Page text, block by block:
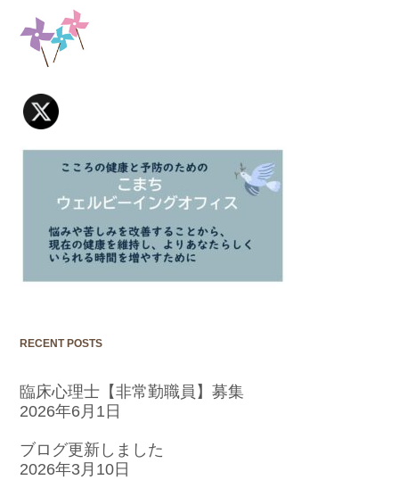
RECENT POSTS
臨床心理士【非常勤職員】募集
2026年6月1日
ブログ更新しました
2026年3月10日